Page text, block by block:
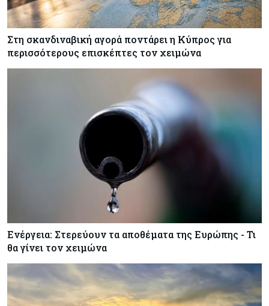
Στη σκανδιναβική αγορά ποντάρει η Κύπρος για
περισσότερους επισκέπτες τον χειμώνα
Ενέργεια: Στερεύουν τα αποθέματα της Ευρώπης - Τι
θα γίνει τον χειμώνα